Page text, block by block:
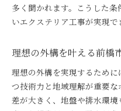
多く聞かれます。こうした
いエクステリア工事が実現で
理想の外構を叶える前橋
理想の外構を実現するため
つ技術力と地域理解が重要
差が大きく、地盤や排水環